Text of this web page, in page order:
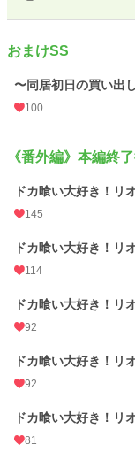
週間ポイント
月間ポイント
累計ポイント
おまけSS
〜同居初日の買い出
100
《番外編》本編終
ドカ喰い大好き！リ
145
ドカ喰い大好き！リ
114
ドカ喰い大好き！リ
92
ドカ喰い大好き！リ
92
ドカ喰い大好き！リ
81